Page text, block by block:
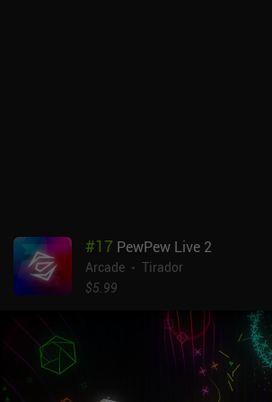
anuncios ni iAPs. A pesar de sus gráficos
jugabilidad algo repetitiva, ofrece
fans de los dungeon crawlers llenos de
#17 PewPew Live 2
Arcade
Tirador
$5.99